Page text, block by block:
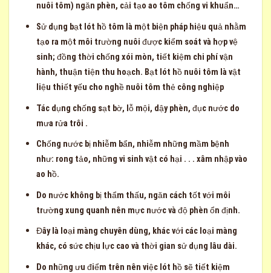
nuôi tôm) ngăn phèn, cải tạo ao tôm chống vi khuẩn…
Sử dụng bạt lót hồ tôm là một biện pháp hiệu quả nhằm
tạo ra một môi trường nuôi được kiểm soát và hợp vệ
sinh; đồng thời chống xói mòn, tiết kiệm chi phí vận
hành, thuận tiện thu hoạch. Bạt lót hồ nuôi tôm là vật
liệu thiết yếu cho nghề nuôi tôm thẻ công nghiệp
Tác dụng chống sạt bờ, lỗ mội, dậy phèn, đục nước do
mưa rửa trôi .
Chống nước bị nhiễm bẩn, nhiễm những mầm bệnh
như: rong tảo, những vi sinh vật có hại . . . xâm nhập vào
ao hồ.
Do nước không bị thẩm thấu, ngăn cách tốt với môi
trường xung quanh nên mực nước và độ phèn ổn định.
Đây là loại màng chuyên dùng, khác với các loại màng
khác, có sức chịu lực cao và thời gian sử dụng lâu dài.
Do những ưu điểm trên nên việc lót hồ sẽ tiết kiệm